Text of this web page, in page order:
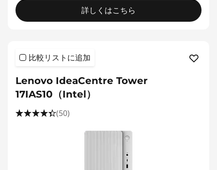
詳しくはこちら
比較リストに追加
Lenovo IdeaCentre Tower
17IAS10（Intel）
(50)